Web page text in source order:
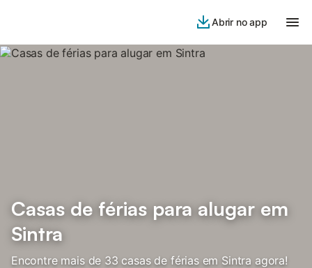
Abrir no app
Casas de férias para alugar em
Sintra
Encontre mais de 33 casas de férias em Sintra agora!